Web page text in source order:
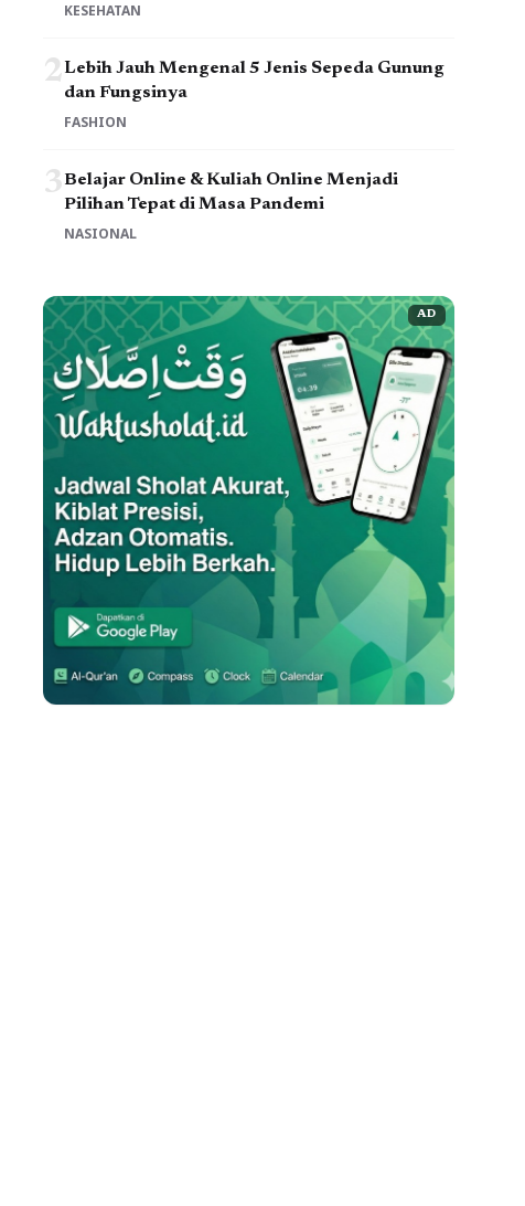
KESEHATAN
2Lebih Jauh Mengenal 5 Jenis Sepeda Gunung
dan Fungsinya
FASHION
3Belajar Online & Kuliah Online Menjadi
Pilihan Tepat di Masa Pandemi
NASIONAL
AD